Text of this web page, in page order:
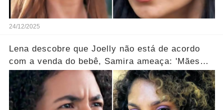
24/12/2025
Lena descobre que Joelly não está de acordo
com a venda do bebê, Samira ameaça: 'Mães
que desistem desaparecem!' ... Ver mais